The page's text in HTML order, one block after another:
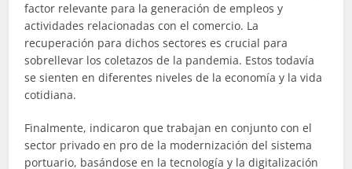
factor relevante para la generación de empleos y
actividades relacionadas con el comercio. La
recuperación para dichos sectores es crucial para
sobrellevar los coletazos de la pandemia. Estos todavía
se sienten en diferentes niveles de la economía y la vida
cotidiana.
Finalmente, indicaron que trabajan en conjunto con el
sector privado en pro de la modernización del sistema
portuario, basándose en la tecnología y la digitalización